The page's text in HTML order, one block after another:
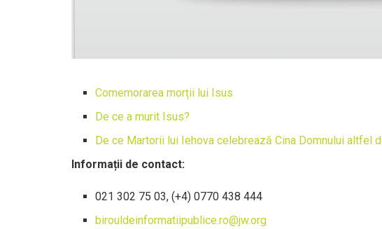
Comemorarea morții lui Isus
De ce a murit Isus?
De ce Martorii lui Iehova celebrează Cina Domnului altfel
Informații de contact:
021 302 75 03, (+4) 0770 438 444
birouldeinformatiipublice.ro@jw.org